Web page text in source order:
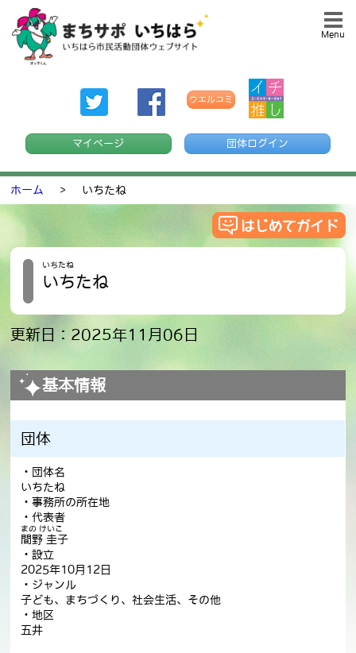
マイページ 団体ログイン
ウエルコミ
Menu
ホーム > いちたね
いちたね
いちたね
更新日：2025年11月06日
基本情報
団体
・団体名
いちたね
・事務所の所在地
・代表者
まの けいこ
間野 圭子
・設立
2025年10月12日
・ジャンル
子ども、まちづくり、社会生活、その他
・地区
五井